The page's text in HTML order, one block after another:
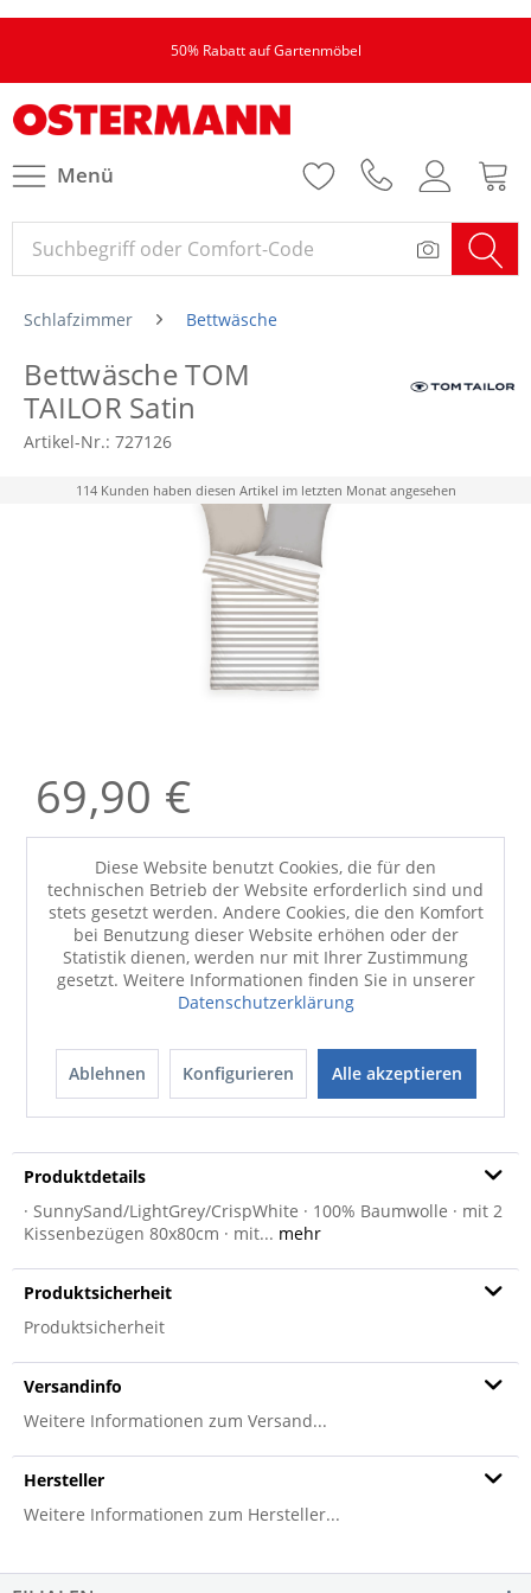
50% Rabatt auf Gartenmöbel
Menü
Schlafzimmer Bettwäsche
Bettwäsche TOM
TAILOR Satin
Artikel-Nr.: 727126
114 Kunden haben diesen Artikel im letzten Monat angesehen
69,90 €
exkl. MwSt. zzgl. € 6,90Versandkosten
Sofort verfügbar, Lieferzeit ca. 1 - 3 Werktage
- + IN DEN WARENKORB
IN IHREM CENTRUM VERFÜGBAR?
FRAGEN MERKEN TEILEN
Produktdetails
· SunnySand/LightGrey/CrispWhite · 100% Baumwolle · mit 2
Kissenbezügen 80x80cm · mit... mehr
Produktsicherheit
Produktsicherheit
Versandinfo
Weitere Informationen zum Versand...
Hersteller
Weitere Informationen zum Hersteller...
Diese Website benutzt Cookies, die für den
technischen Betrieb der Website erforderlich sind und
stets gesetzt werden. Andere Cookies, die den Komfort
bei Benutzung dieser Website erhöhen oder der
Statistik dienen, werden nur mit Ihrer Zustimmung
gesetzt. Weitere Informationen finden Sie in unserer
Datenschutzerklärung
Ablehnen Konfigurieren Alle akzeptieren